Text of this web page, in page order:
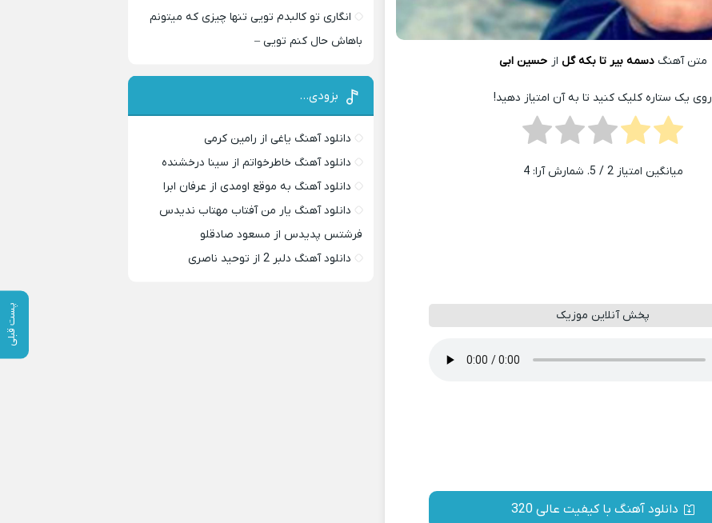
پست قبلی
متن آهنگدسمه بیر تا بکه گل از حسین ابی
روی یک ستاره کلیک کنید تا به آن امتیاز دهید!
میانگین امتیاز2 / 5. شمارش آرا: 4
پخش آنلاین موزیک
دانلود آهنگ با کیفیت عالی 320
انگاری تو کالبدم تویی تنها چیزی که میتونم
باهاش حال کنم تویی –
بزودی…
دانلود آهنگ یاغی از رامین کرمی
دانلود آهنگ خاطرخواتم از سینا درخشنده
دانلود آهنگ به موقع اومدی از عرفان ابرا
دانلود آهنگ یار من آفتاب مهتاب ندیدس
فرشتس پدیدس از مسعود صادقلو
دانلود آهنگ دلبر 2 از توحید ناصری